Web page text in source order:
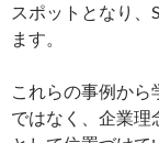
スポットとなり、
ます。
これらの事例か
ではなく、企業理